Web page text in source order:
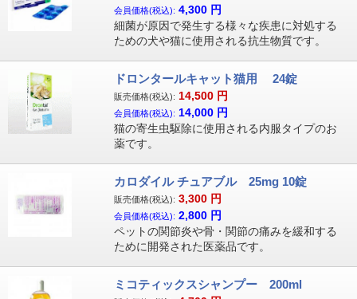
会員価格(税込): 4,300 円
細菌が原因で発生する様々な疾患に対処する
ための犬や猫に使用される抗生物質です。
ドロンタールキャット猫用 24錠
販売価格(税込): 14,500 円
会員価格(税込): 14,000 円
猫の寄生虫駆除に使用される内服タイプのお
薬です。
カロダイル チュアブル 25mg 10錠
販売価格(税込): 3,300 円
会員価格(税込): 2,800 円
ペットの関節炎や骨・関節の痛みを緩和する
ために開発された医薬品です。
ミコティックスシャンプー 200ml